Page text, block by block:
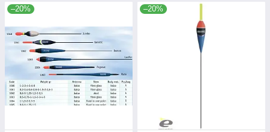
–20% –20%